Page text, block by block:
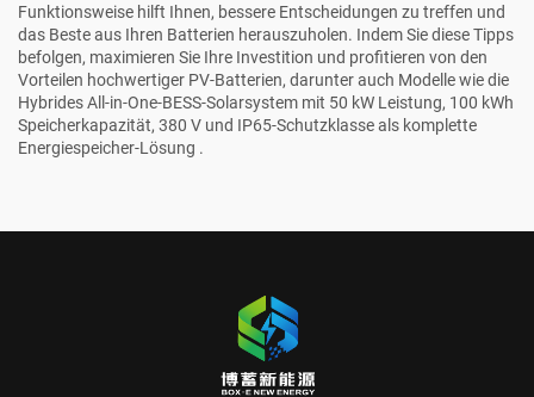
Funktionsweise hilft Ihnen, bessere Entscheidungen zu treffen und
das Beste aus Ihren Batterien herauszuholen. Indem Sie diese Tipps
befolgen, maximieren Sie Ihre Investition und profitieren von den
Vorteilen hochwertiger PV-Batterien, darunter auch Modelle wie die
Hybrides All-in-One-BESS-Solarsystem mit 50 kW Leistung, 100 kWh
Speicherkapazität, 380 V und IP65-Schutzklasse als komplette
Energiespeicher-Lösung .